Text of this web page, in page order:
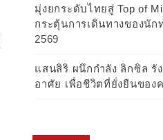
มุ่งยกระดับไทยสู่ Top of
กระตุ้นการเดินทางของนัก
2569
แสนสิริ ผนึกกำลัง ลิกซิล รั
อาศัย เพื่อชีวิตที่ยั่งยืนของ